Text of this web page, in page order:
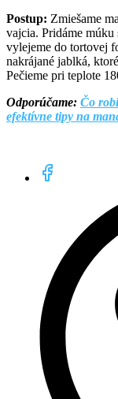
Postup: Zmiešame
vajcia. Pridáme múku
vylejeme do tortovej
nakrájané jablká,
Pečieme pri teplote
Odporúčame: Čo
efektívne tipy na